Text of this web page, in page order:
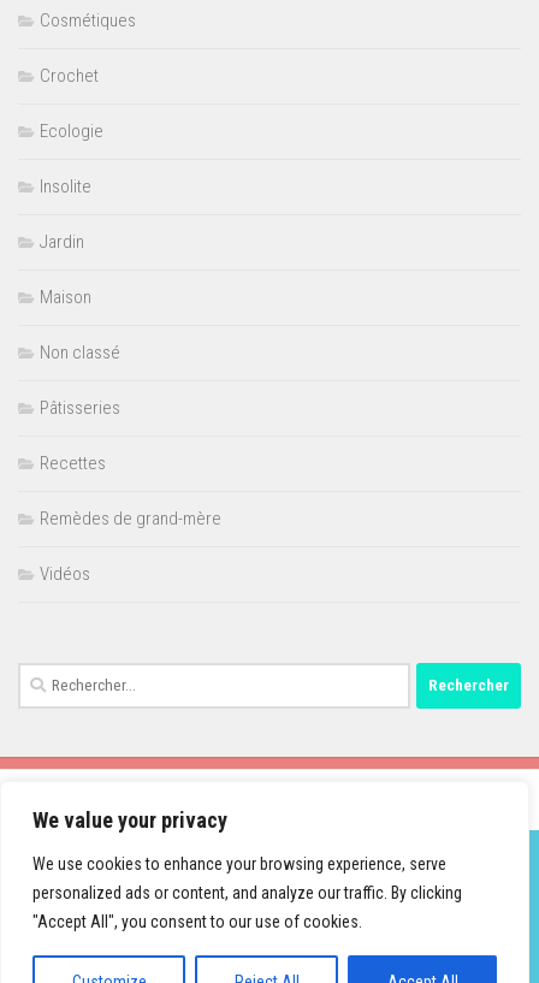
We value your privacy
We use cookies to enhance your browsing experience, serve
personalized ads or content, and analyze our traffic. By clicking
"Accept All", you consent to our use of cookies.
Cosmétiques
Crochet
Ecologie
Insolite
Jardin
Maison
Non classé
Pâtisseries
Recettes
Remèdes de grand-mère
Vidéos
Rechercher :
Fièrement propulsé par - Conçu par